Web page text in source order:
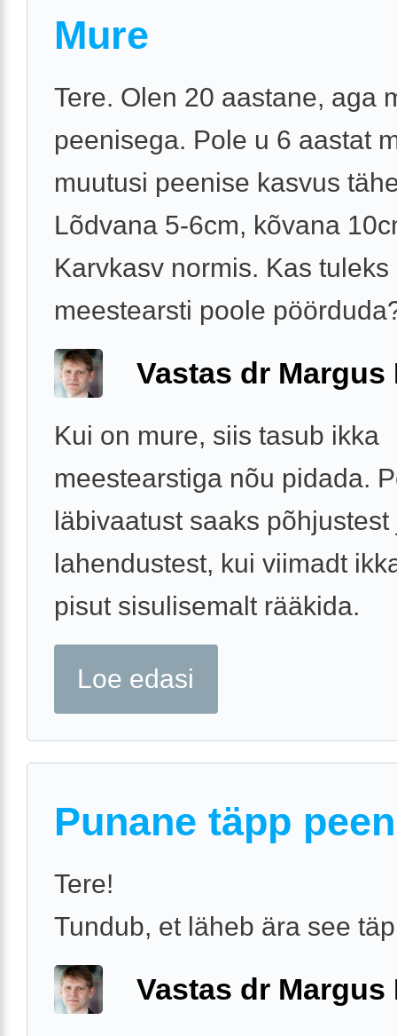
Mure
Tere. Olen 20 aastane, aga
peenisega. Pole u 6 aastat
muutusi peenise kasvus
Lõdvana 5-6cm, kõvana
Karvkasv normis. Kas tuleks
meestearsti poole
Vastas dr Margus
Kui on mure, siis tasub ikka
meestearstiga nõu pidada.
läbivaatust saaks põhjustest
lahendustest, kui viimadt
pisut sisulisemalt rääkida.
Loe edasi
Punane täpp
Tere!
Tundub, et läheb ära see
Vastas dr Margus